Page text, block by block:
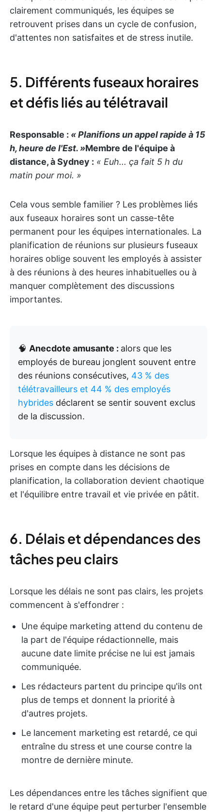
clairement communiqués, les équipes se
retrouvent prises dans un cycle de confusion,
d'attentes non satisfaites et de stress inutile.
5. Différents fuseaux horaires
et défis liés au télétravail
Responsable : « Planifions un appel rapide à 15
h, heure de l'Est. »Membre de l'équipe à
distance, à Sydney : « Euh... ça fait 5 h du
matin pour moi. »
Cela vous semble familier ? Les problèmes liés
aux fuseaux horaires sont un casse-tête
permanent pour les équipes internationales. La
planification de réunions sur plusieurs fuseaux
horaires oblige souvent les employés à assister
à des réunions à des heures inhabituelles ou à
manquer complètement des discussions
importantes.
🧠 Anecdote amusante : alors que les
employés de bureau jonglent souvent entre
des réunions consécutives, 43 % des
télétravailleurs et 44 % des employés
hybrides déclarent se sentir souvent exclus
de la discussion.
Lorsque les équipes à distance ne sont pas
prises en compte dans les décisions de
planification, la collaboration devient chaotique
et l'équilibre entre travail et vie privée en pâtit.
6. Délais et dépendances des
tâches peu clairs
Lorsque les délais ne sont pas clairs, les projets
commencent à s'effondrer :
Une équipe marketing attend du contenu de
la part de l'équipe rédactionnelle, mais
aucune date limite précise ne lui est jamais
communiquée.
Les rédacteurs partent du principe qu'ils ont
plus de temps et donnent la priorité à
d'autres projets.
Le lancement marketing est retardé, ce qui
entraîne du stress et une course contre la
montre de dernière minute.
Les dépendances entre les tâches signifient que
le retard d'une équipe peut perturber l'ensemble